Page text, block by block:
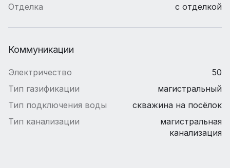
Отделка
с отделкой
Коммуникации
Электричество
50
Тип газификации
магистральный
Тип подключения воды
скважина на посёлок
Тип канализации
магистральная
канализация